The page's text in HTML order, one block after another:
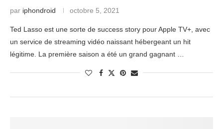
par iphondroid octobre 5, 2021
Ted Lasso est une sorte de success story pour Apple TV+, avec
un service de streaming vidéo naissant hébergeant un hit
légitime. La première saison a été un grand gagnant …